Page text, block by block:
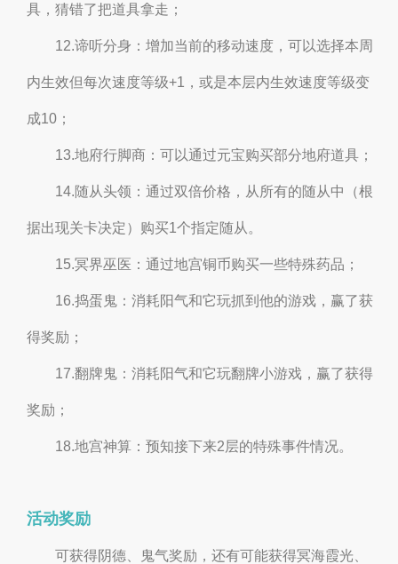
具，猜错了把道具拿走；
12.谛听分身：增加当前的移动速度，可以选择本周
内生效但每次速度等级+1，或是本层内生效速度等级变
成10；
13.地府行脚商：可以通过元宝购买部分地府道具；
14.随从头领：通过双倍价格，从所有的随从中（根
据出现关卡决定）购买1个指定随从。
15.冥界巫医：通过地宫铜币购买一些特殊药品；
16.捣蛋鬼：消耗阳气和它玩抓到他的游戏，赢了获
得奖励；
17.翻牌鬼：消耗阳气和它玩翻牌小游戏，赢了获得
奖励；
18.地宫神算：预知接下来2层的特殊事件情况。
活动奖励
可获得阴德、鬼气奖励，还有可能获得冥海霞光、